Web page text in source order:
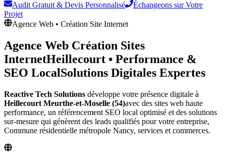
Audit Gratuit & Devis Personnalisé
Échangeons sur Votre
Projet
Agence Web • Création Site Internet
Agence Web Création Sites
InternetHeillecourt • Performance &
SEO LocalSolutions Digitales Expertes
Reactive Tech Solutions développe votre présence digitale à
Heillecourt Meurthe-et-Moselle (54)avec des sites web haute
performance, un référencement SEO local optimisé et des solutions
sur-mesure qui génèrent des leads qualifiés pour votre entreprise,
Commune résidentielle métropole Nancy, services et commerces.